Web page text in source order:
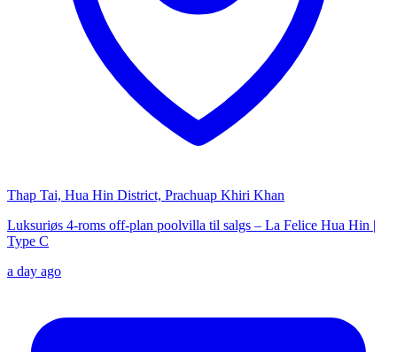
Thap Tai, Hua Hin District, Prachuap Khiri Khan
Luksuriøs 4-roms off-plan poolvilla til salgs – La Felice Hua Hin |
Type C
a day ago